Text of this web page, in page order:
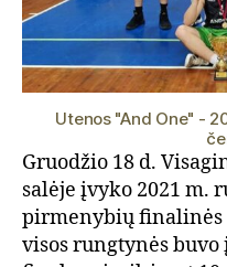
Utenos "And One" -
Gruodžio 18 d.
salėje įvyko 2021 m.
pirmenybių finalinės
visos rungtynės